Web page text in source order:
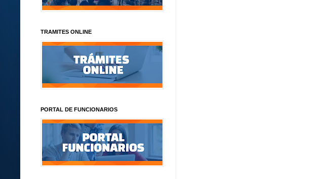
TRAMITES ONLINE
PORTAL DE FUNCIONARIOS